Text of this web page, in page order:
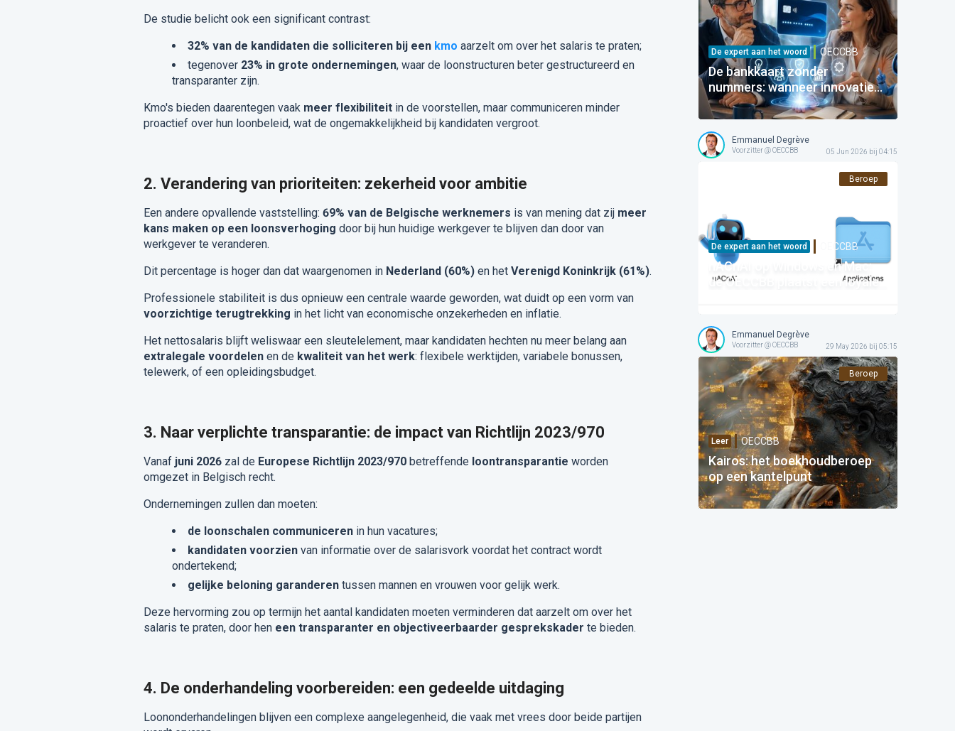
De studie belicht ook een significant contrast:
32% van de kandidaten die solliciteren bij een kmo aarzelt om over het salaris te praten;
tegenover 23% in grote ondernemingen, waar de loonstructuren beter gestructureerd en
transparanter zijn.
Kmo's bieden daarentegen vaak meer flexibiliteitin de voorstellen, maar communiceren minder
proactief over hun loonbeleid, wat de ongemakkelijkheid bij kandidaten vergroot.
2. Verandering van prioriteiten: zekerheid voor ambitie
Een andere opvallende vaststelling: 69% van de Belgische werknemers is van mening dat zij meer
kans maken op een loonsverhoging door bij hun huidige werkgever te blijven dan door van
werkgever te veranderen.
Dit percentage is hoger dan dat waargenomen in Nederland (60%)en het Verenigd Koninkrijk (61%).
Professionele stabiliteit is dus opnieuw een centrale waarde geworden, wat duidt op een vorm van
voorzichtige terugtrekking in het licht van economische onzekerheden en inflatie.
Het nettosalaris blijft weliswaar een sleutelelement, maar kandidaten hechten nu meer belang aan
extralegale voordelenen de kwaliteit van het werk: flexibele werktijden, variabele bonussen,
telewerk, of een opleidingsbudget.
3. Naar verplichte transparantie: de impact van Richtlijn 2023/970
Vanaf juni 2026zal de Europese Richtlijn 2023/970betreffende loontransparantie worden
omgezet in Belgisch recht.
Ondernemingen zullen dan moeten:
de loonschalen communicerenin hun vacatures;
kandidaten voorzienvan informatie over de salarisvork voordat het contract wordt
ondertekend;
gelijke beloning garanderentussen mannen en vrouwen voor gelijk werk.
Deze hervorming zou op termijn het aantal kandidaten moeten verminderen dat aarzelt om over het
salaris te praten, door hen een transparanter en objectiveerbaarder gesprekskader te bieden.
4. De onderhandeling voorbereiden: een gedeelde uitdaging
Loononderhandelingen blijven een complexe aangelegenheid, die vaak met vrees door beide partijen
De expert aan het woord OECCBB
De bankkaart zonder
nummers: wanneer innovatie
stopt met confronteren om te
inspireren. En wij?
Emmanuel Degrève
Voorzitter @ OECCBB 05 Jun 2026 bij 04:15
Beroep
De expert aan het woord OECCBB
nACnAI op Windows en Mac:
de OECCBB plaatst een loyale
Emmanuel Degrève
Voorzitter @ OECCBB 29 May 2026 bij 05:15
Beroep
Leer OECCBB
Kairos: het boekhoudberoep
op een kantelpunt